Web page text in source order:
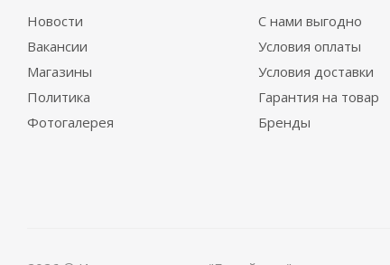
Новости
Вакансии
Магазины
Политика
Фотогалерея
С нами выгодно
Условия оплаты
Условия доставки
Гарантия на товар
Бренды